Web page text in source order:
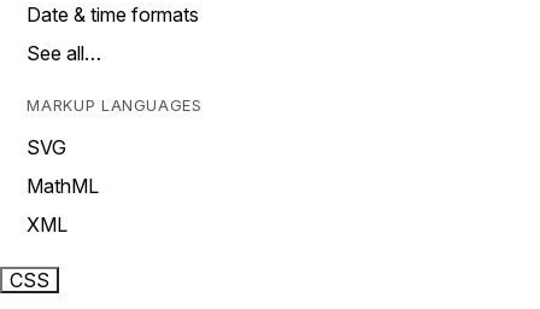
Date & time formats
See all…
MARKUP LANGUAGES
SVG
MathML
XML
CSS